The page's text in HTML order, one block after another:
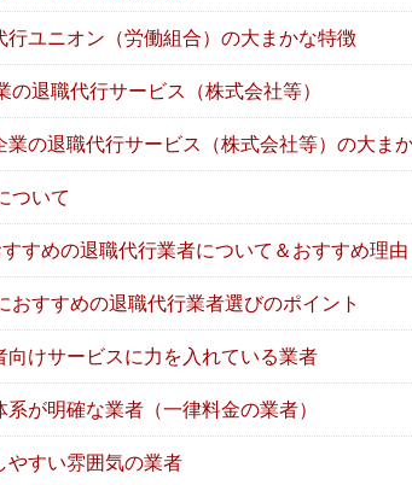
行ユニオン（労働組合）の大まかな特徴
の退職代行サービス（株式会社等）
業の退職代行サービス（株式会社等）の大ま
ついて
すめの退職代行業者について＆おすすめ理由
おすすめの退職代行業者選びのポイント
向けサービスに力を入れている業者
系が明確な業者（一律料金の業者）
やすい雰囲気の業者